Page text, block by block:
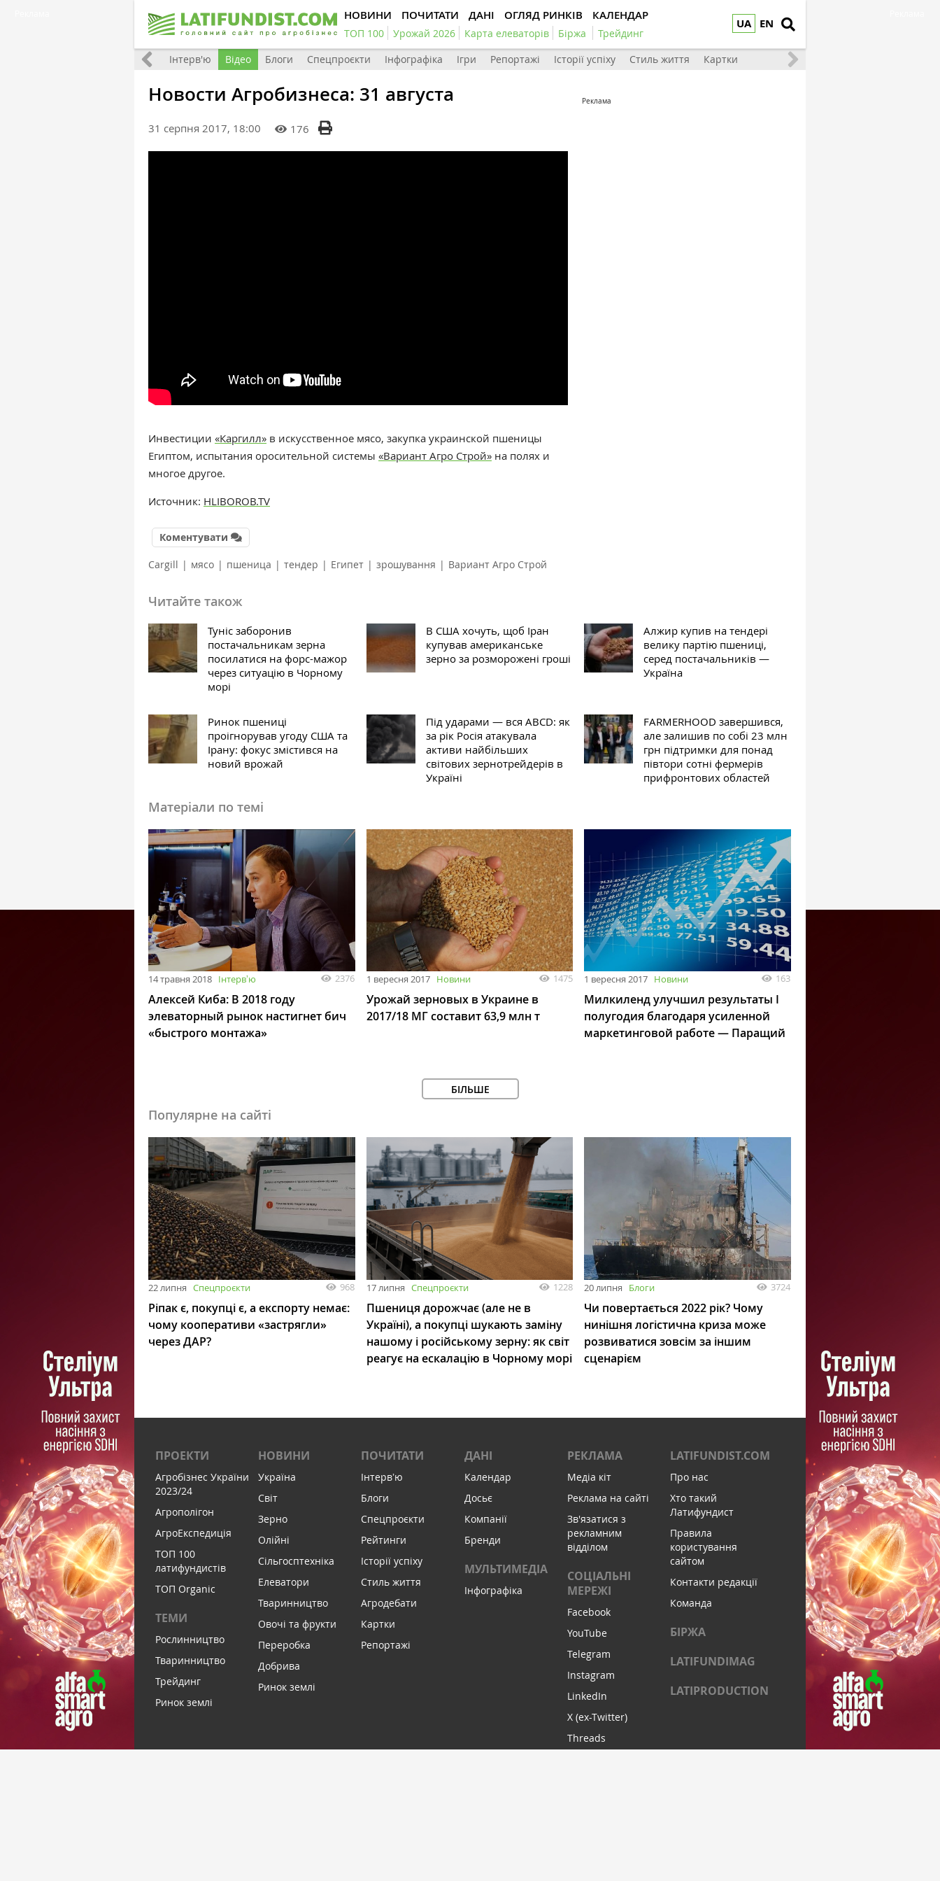
UA EN
НОВИНИ ПОЧИТАТИ ДАНІ ОГЛЯД РИНКІВ КАЛЕНДАР
ТОП 100 Урожай 2026 Карта елеваторів Біржа Трейдинг
Фото Інтерв'ю Відео Блоги Спецпроєкти Інфографіка Ігри Репортажі Історії успіху Стиль життя Картки
Новости Агробизнеса: 31 августа
31 серпня 2017, 18:00 176
Инвестиции «Каргилл» в искусственное мясо, закупка украинской пшеницы
Египтом, испытания оросительной системы «Вариант Агро Строй» на полях и
многое другое.
Источник: HLIBOROB.TV
Коментувати
Cargill | мясо | пшеница | тендер | Египет | зрошування | Вариант Агро Строй
Реклама
Читайте також
Туніс заборонив
постачальникам зерна
посилатися на форс-мажор
через ситуацію в Чорному
морі
В США хочуть, щоб Іран
купував американське
зерно за розморожені гроші
Алжир купив на тендері
велику партію пшениці,
серед постачальників —
Україна
Ринок пшениці
проігнорував угоду США та
Ірану: фокус змістився на
новий врожай
Під ударами — вся ABCD: як
за рік Росія атакувала
активи найбільших
світових зернотрейдерів в
Україні
FARMERHOOD завершився,
але залишив по собі 23 млн
грн підтримки для понад
півтори сотні фермерів
прифронтових областей
Матеріали по темі
14 травня 2018 Інтервʼю 2376
Алексей Киба: В 2018 году
элеваторный рынок настигнет бич
«быстрого монтажа»
1 вересня 2017 Новини 1475
Урожай зерновых в Украине в
2017/18 МГ составит 63,9 млн т
1 вересня 2017 Новини 163
Милкиленд улучшил результаты I
полугодия благодаря усиленной
маркетинговой работе — Паращий
БІЛЬШЕ
Популярне на сайті
22 липня Спецпроєкти 968
Ріпак є, покупці є, а експорту немає:
чому кооперативи «застрягли»
через ДАР?
17 липня Спецпроєкти 1228
Пшениця дорожчає (але не в
Україні), а покупці шукають заміну
нашому і російському зерну: як світ
реагує на ескалацію в Чорному морі
20 липня Блоги 3724
Чи повертається 2022 рік? Чому
нинішня логістична криза може
розвиватися зовсім за іншим
сценарієм
ПРОЕКТИ
Агробізнес України
2023/24
Агрополігон
АгроЕкспедиція
ТОП 100
латифундистів
ТОП Organic
ТЕМИ
Рослинництво
Тваринництво
Трейдинг
Ринок землі
НОВИНИ
Україна
Світ
Зерно
Олійні
Сільгосптехніка
Елеватори
Тваринництво
Овочі та фрукти
Переробка
Добрива
Ринок землі
ПОЧИТАТИ
Інтервʼю
Блоги
Спецпроєкти
Рейтинги
Історії успіху
Стиль життя
Агродебати
Картки
Репортажі
ДАНІ
Календар
Досьє
Компанії
Бренди
МУЛЬТИМЕДІА
Інфографіка
РЕКЛАМА
Медіа кіт
Реклама на сайті
Зв'язатися з
рекламним
відділом
СОЦІАЛЬНІ
МЕРЕЖІ
Facebook
YouTube
Telegram
Instagram
LinkedIn
X (ex-Twitter)
Threads
LATIFUNDIST.COM
Про нас
Хто такий
Латифундист
Правила
користування
сайтом
Контакти редакції
Команда
БІРЖА
LATIFUNDIMAG
LATIPRODUCTION